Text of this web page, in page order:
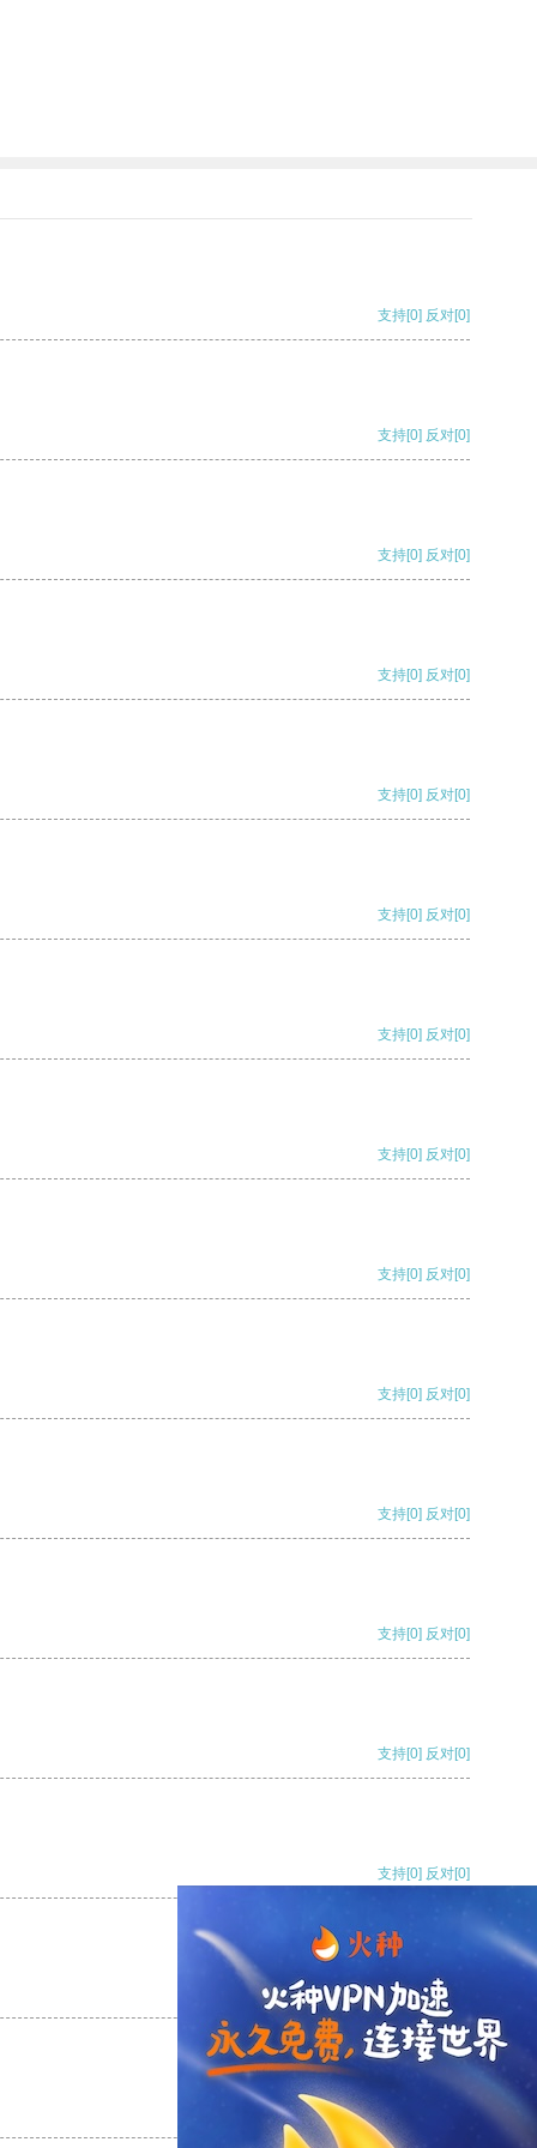
支持[0] 反对[0]
支持[0] 反对[0]
支持[0] 反对[0]
支持[0] 反对[0]
支持[0] 反对[0]
支持[0] 反对[0]
支持[0] 反对[0]
支持[0] 反对[0]
支持[0] 反对[0]
支持[0] 反对[0]
支持[0] 反对[0]
支持[0] 反对[0]
支持[0] 反对[0]
支持[0] 反对[0]
支持[0] 反对
支持